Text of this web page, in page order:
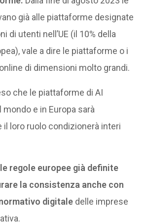
già alle piattaforme designate
di utenti nell’UE (il 10% della
vale a dire le piattaforme o i
di dimensioni molto grandi.
che le piattaforme di AI
e in Europa sarà
il loro ruolo condizionerà interi
le regole europee già definite
la consistenza anche con
digitale delle imprese